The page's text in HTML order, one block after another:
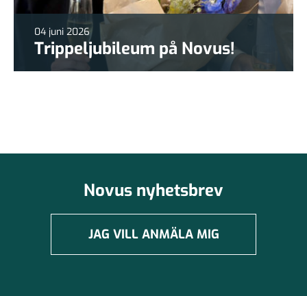
04 juni 2026
Trippeljubileum på Novus!
Novus nyhetsbrev
JAG VILL ANMÄLA MIG